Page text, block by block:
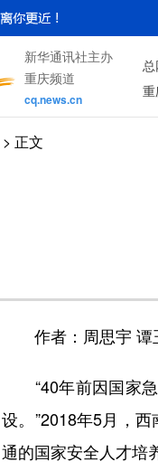
新华通讯社主办
重庆频道
cq.news.cn
总
重
> 正文
作者：周思宇 谭
“40年前因国家急
设。”2018年5月，
通的国家安全人才培